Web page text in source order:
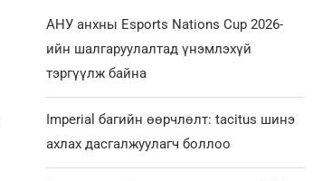
АНУ анхны Esports Nations Cup 2026-
ийн шалгаруулалтад үнэмлэхүй
тэргүүлж байна
Imperial багийн өөрчлөлт: tacitus шинэ
ахлах дасгалжуулагч боллоо